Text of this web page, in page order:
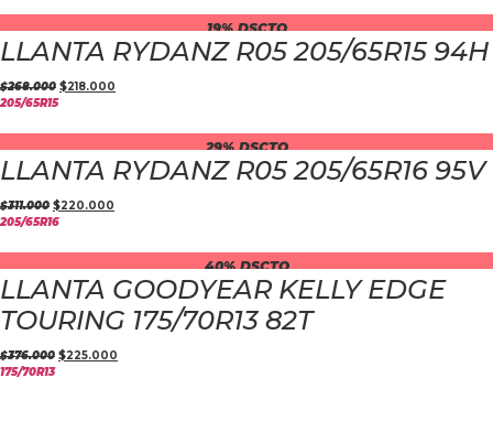
19% DSCTO
LLANTA RYDANZ R05 205/65R15 94H
$268.000 $218.000
205/65R15
29% DSCTO
LLANTA RYDANZ R05 205/65R16 95V
$311.000 $220.000
205/65R16
40% DSCTO
LLANTA GOODYEAR KELLY EDGE
TOURING 175/70R13 82T
$376.000 $225.000
175/70R13